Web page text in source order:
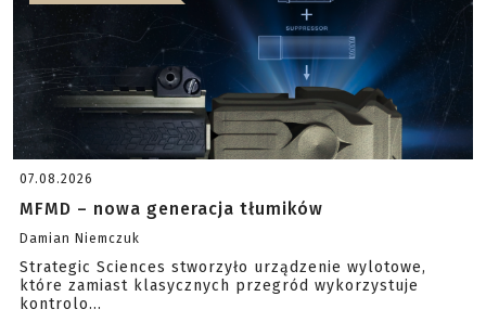
07.08.2026
MFMD – nowa generacja tłumików
Damian Niemczuk
Strategic Sciences stworzyło urządzenie wylotowe,
które zamiast klasycznych przegród wykorzystuje
kontrolo...